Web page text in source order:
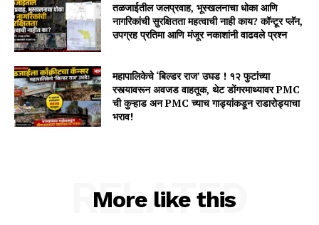
तळजाईतील जलप्रवाह, भूस्खलनाचा धोका आणि
नागरिकांची सुरक्षितता महत्वाची नाही काय? कॉन्टूर प्लॅन,
उपग्रह प्रतिमा आणि मंजूर नकाशांनी वाढवले प्रश्न
महापालिकेचे ‘बिल्डर राज’ उघड ! १२ फुटांच्या
रस्त्यावरून अवजड वाहतूक, थेट डोंगरमाथ्यावर PMC
ची कुऱ्हाड अन PMC च्याच गाड्यांकडून राडारोड्याचा
भराव!
More like this
RELATED